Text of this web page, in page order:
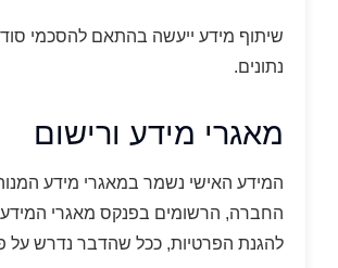
שיתוף מידע ייעשה בהתאם להסכמי
נתונים.
מאגרי מידע ורישום
המידע האישי נשמר במאגרי מידע
החברה, הרשומים בפנקס מאגרי
להגנת הפרטיות, ככל שהדבר נדרש על